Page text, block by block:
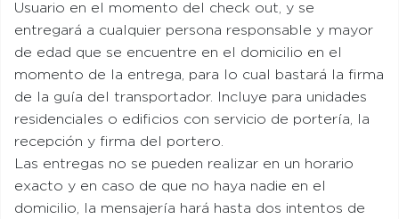
Usuario en el momento del check out, y se
entregará a cualquier persona responsable y mayor
de edad que se encuentre en el domicilio en el
momento de la entrega, para lo cual bastará la firma
de la guía del transportador. Incluye para unidades
residenciales o edificios con servicio de portería, la
recepción y firma del portero.
Las entregas no se pueden realizar en un horario
exacto y en caso de que no haya nadie en el
domicilio, la mensajería hará hasta dos intentos de